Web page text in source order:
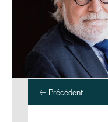
Précédent